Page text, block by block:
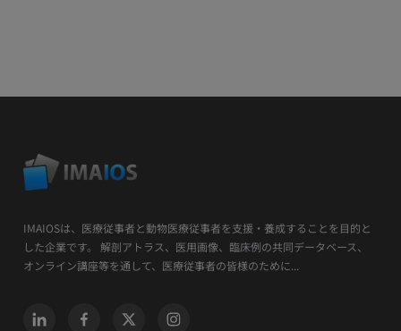
IMAIOSは、医療従事者と動物医療従事者を支援・養成することを目的と
した企業です。 解剖アトラス、医用画像、臨床例の共同データベース、
オンライン講座等を通して、医療従事者の皆様のために...